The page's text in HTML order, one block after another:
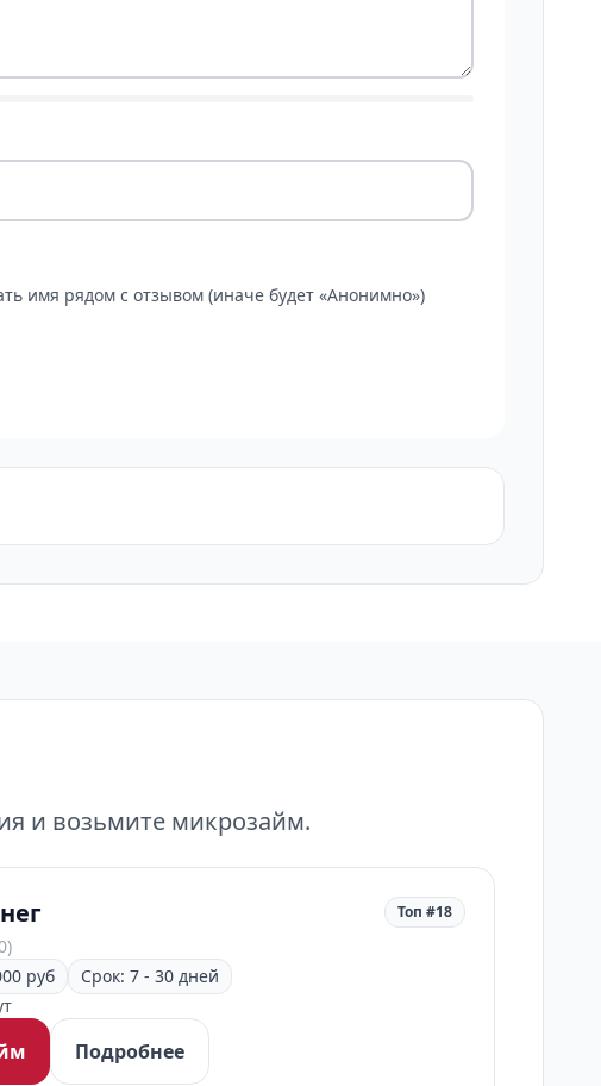
имя рядом с отзывом (иначе будет «Анонимно»)
и возьмите микрозайм.
Топ #18
руб
Срок: 7 - 30 дней
Подробнее